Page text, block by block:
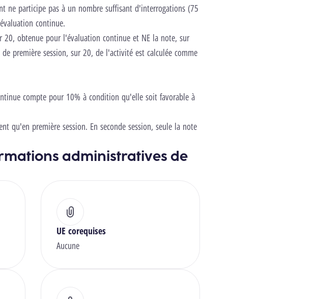
ne participe pas à un nombre suffisant d'interrogations (75
continue.
20, obtenue pour l'évaluation continue et NE la note, sur
première session, sur 20, de l'activité est calculée comme
compte pour 10% à condition qu'elle soit favorable à
qu'en première session. En seconde session, seule la note
administratives de
UE corequises
Aucune